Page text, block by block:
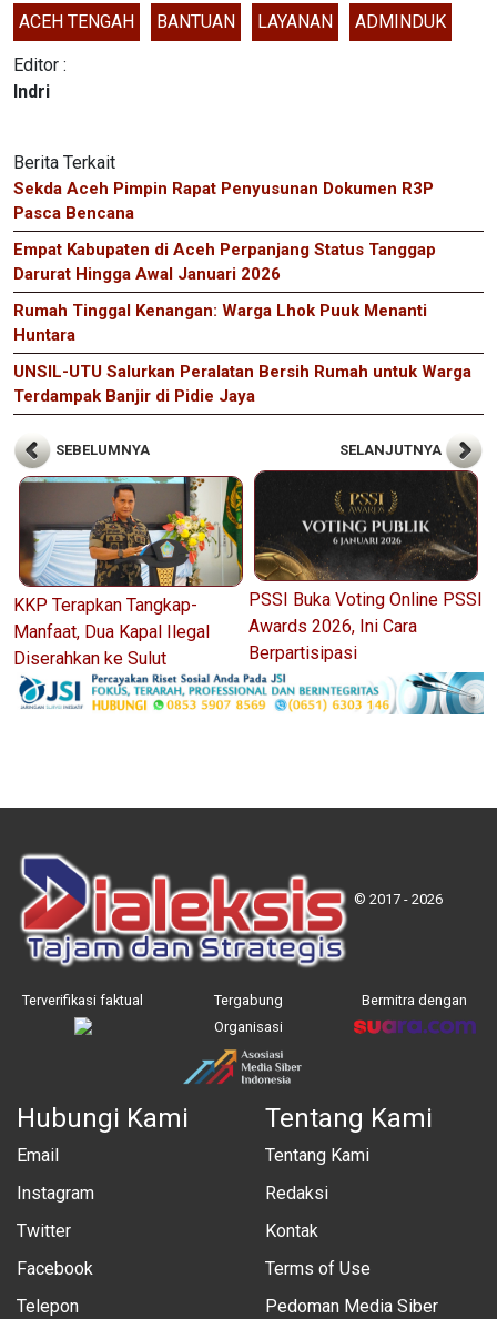
ACEH TENGAH BANTUAN LAYANAN ADMINDUK
Editor :
Indri
Berita Terkait
Sekda Aceh Pimpin Rapat Penyusunan Dokumen R3P
Pasca Bencana
Empat Kabupaten di Aceh Perpanjang Status Tanggap
Darurat Hingga Awal Januari 2026
Rumah Tinggal Kenangan: Warga Lhok Puuk Menanti
Huntara
UNSIL-UTU Salurkan Peralatan Bersih Rumah untuk Warga
Terdampak Banjir di Pidie Jaya
SEBELUMNYA
KKP Terapkan Tangkap-
Manfaat, Dua Kapal Ilegal
Diserahkan ke Sulut
SELANJUTNYA
PSSI Buka Voting Online PSSI
Awards 2026, Ini Cara
Berpartisipasi
© 2017 - 2026
Terverifikasi faktual
Tergabung
Organisasi
Bermitra dengan
Hubungi Kami
Email
Instagram
Twitter
Facebook
Telepon
Tentang Kami
Tentang Kami
Redaksi
Kontak
Terms of Use
Pedoman Media Siber